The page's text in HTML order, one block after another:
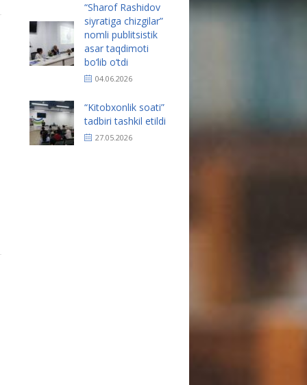
“Sharof Rashidov
siyratiga chizgilar”
nomli publitsistik
asar taqdimoti
bo‘lib o‘tdi
04.06.2026
“Kitobxonlik soati”
tadbiri tashkil etildi
27.05.2026